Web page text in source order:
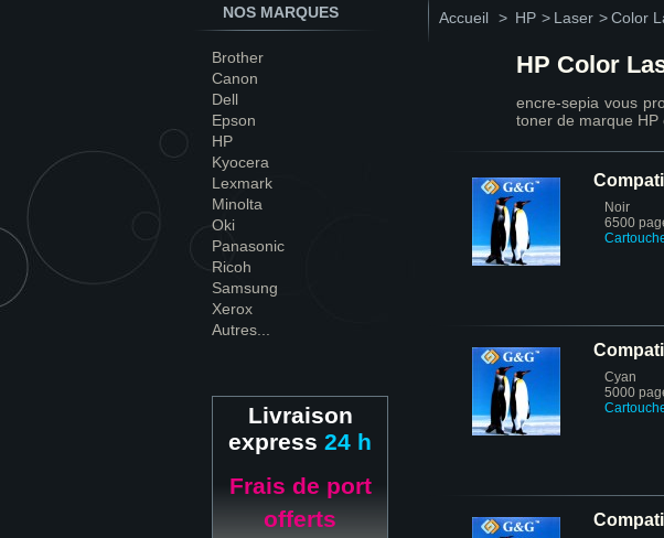
NOS MARQUES
Brother
Canon
Dell
Epson
HP
Kyocera
Lexmark
Minolta
Oki
Panasonic
Ricoh
Samsung
Xerox
Autres...
Livraison
express 24 h
Frais de port
offerts
Accueil > HP > Laser >Color
HP Color
encre-sepia vous
toner de marque
Noir
6500
Cyan
5000